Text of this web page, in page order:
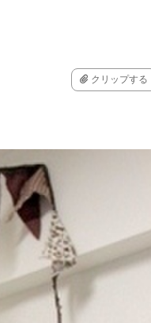
クリップする